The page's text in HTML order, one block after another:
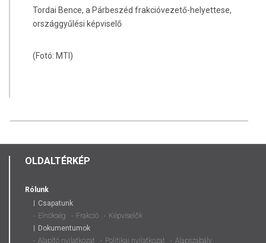
Tordai Bence, a Párbeszéd frakcióvezető-helyettese,
országgyűlési képviselő
(Fotó: MTI)
OLDALTÉRKÉP
Rólunk
Csapatunk
Elnökség
Frakció
Képviselők
Dokumentumok
Alapító nyilatkozat
Politikai nyilatkozat
Alapszabály